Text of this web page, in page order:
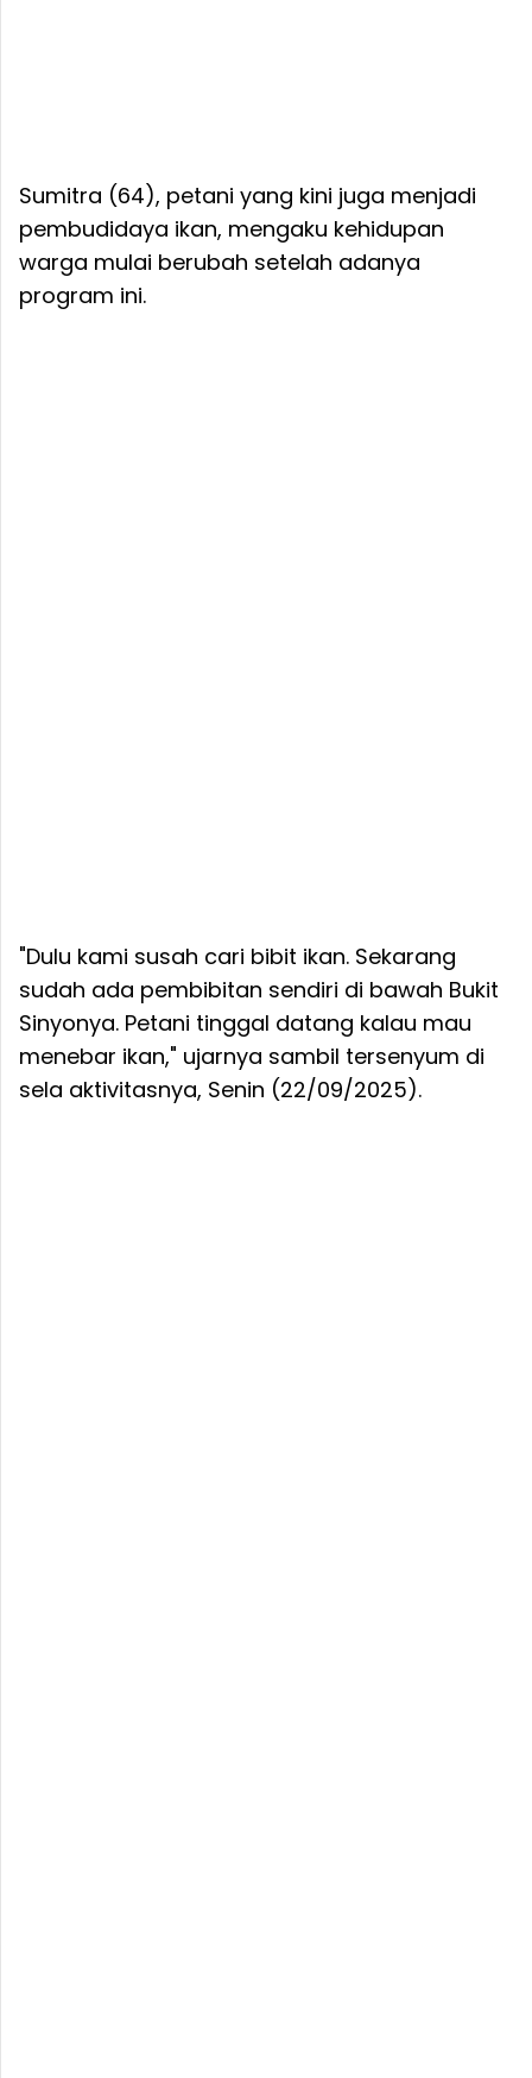
Sumitra (64), petani yang kini juga menjadi
pembudidaya ikan, mengaku kehidupan
warga mulai berubah setelah adanya
program ini.
"Dulu kami susah cari bibit ikan. Sekarang
sudah ada pembibitan sendiri di bawah Bukit
Sinyonya. Petani tinggal datang kalau mau
menebar ikan," ujarnya sambil tersenyum di
sela aktivitasnya, Senin (22/09/2025).